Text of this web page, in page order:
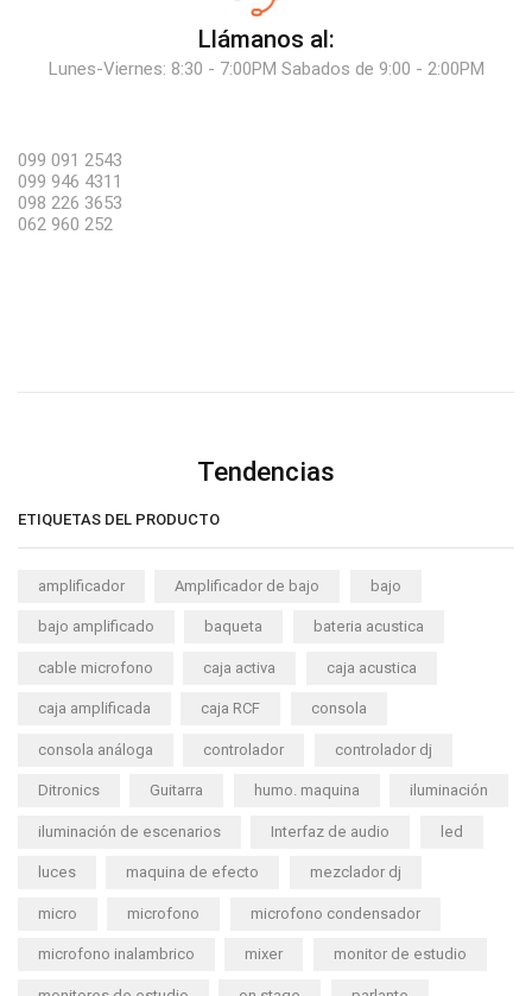
Llámanos al:
Lunes-Viernes: 8:30 - 7:00PM Sabados de 9:00 - 2:00PM
099 091 2543
099 946 4311
098 226 3653
062 960 252
Tendencias
ETIQUETAS DEL PRODUCTO
amplificador Amplificador de bajo bajo
bajo amplificado baqueta bateria acustica
cable microfono caja activa caja acustica
caja amplificada caja RCF consola
consola análoga controlador controlador dj
Ditronics Guitarra humo. maquina iluminación
iluminación de escenarios Interfaz de audio led
luces maquina de efecto mezclador dj
micro microfono microfono condensador
microfono inalambrico mixer monitor de estudio